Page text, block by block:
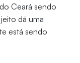
Ceará sendo
dá uma
está sendo